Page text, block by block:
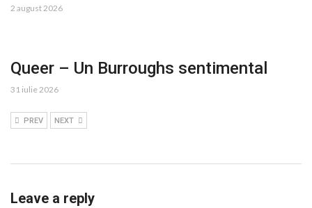
2 august 2026
Queer – Un Burroughs sentimental
31 iulie 2026
PREV NEXT
Leave a reply